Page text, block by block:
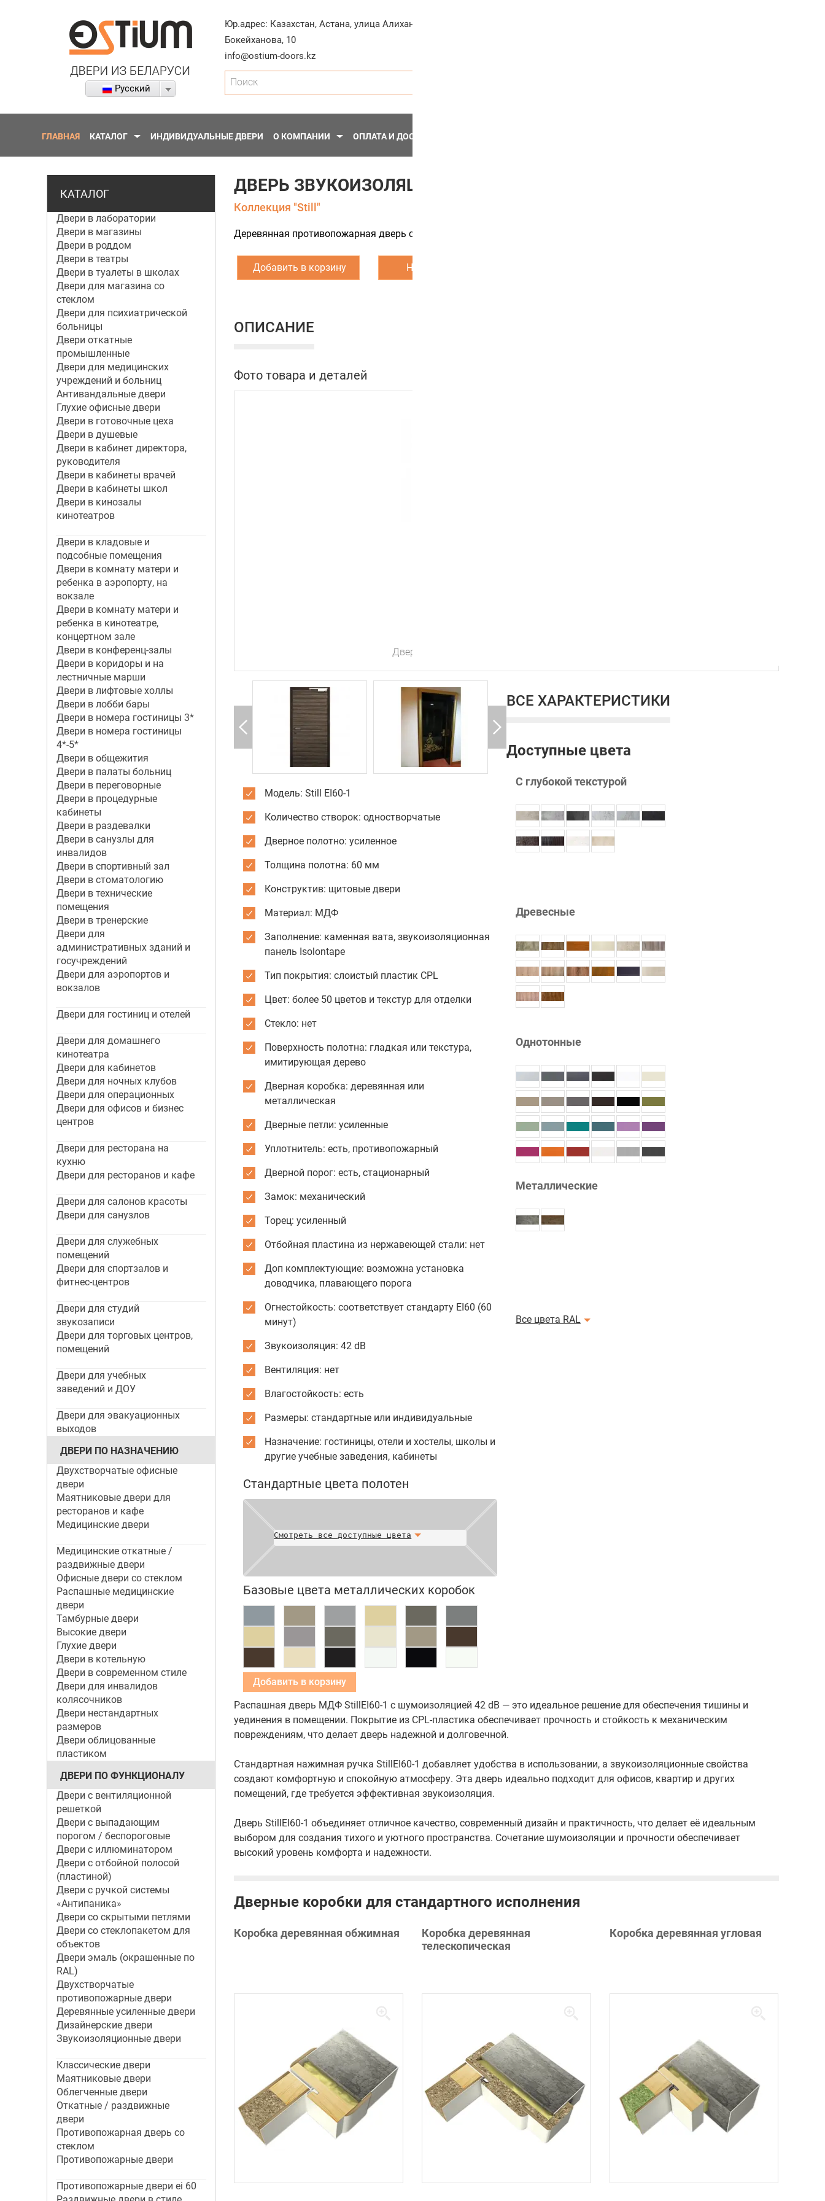
Русский
Юр.адрес: Казахстан,Астана,улица Алихана
Бокейханова, 10
info@ostium-doors.kz
Поиск
ГЛАВНАЯ КАТАЛОГ ИНДИВИДУАЛЬНЫЕ ДВЕРИ О КОМПАНИИ ОПЛАТА И ДОСТАВКА
КАТАЛОГ
Двери в лаборатории
Двери в магазины
Двери в роддом
Двери в театры
Двери в туалеты в школах
Двери для магазина со
стеклом
Двери для психиатрической
больницы
Двери откатные
промышленные
Двери для медицинских
учреждений и больниц
Антивандальные двери
Глухие офисные двери
Двери в готовочные цеха
Двери в душевые
Двери в кабинет директора,
руководителя
Двери в кабинеты врачей
Двери в кабинеты школ
Двери в кинозалы
кинотеатров
Двери в кладовые и
подсобные помещения
Двери в комнату матери и
ребенка в аэропорту, на
вокзале
Двери в комнату матери и
ребенка в кинотеатре,
концертном зале
Двери в конференц-залы
Двери в коридоры и на
лестничные марши
Двери в лифтовые холлы
Двери в лобби бары
Двери в номера гостиницы 3*
Двери в номера гостиницы
4*-5*
Двери в общежития
Двери в палаты больниц
Двери в переговорные
Двери в процедурные
кабинеты
Двери в раздевалки
Двери в санузлы для
инвалидов
Двери в спортивный зал
Двери в стоматологию
Двери в технические
помещения
Двери в тренерские
Двери для
административных зданий и
госучреждений
Двери для аэропортов и
вокзалов
Двери для гостиниц и отелей
Двери для домашнего
кинотеатра
Двери для кабинетов
Двери для ночных клубов
Двери для операционных
Двери для офисов и бизнес
центров
Двери для ресторана на
кухню
Двери для ресторанов и кафе
Двери для салонов красоты
Двери для санузлов
Двери для служебных
помещений
Двери для спортзалов и
фитнес-центров
Двери для студий
звукозаписи
Двери для торговых центров,
помещений
Двери для учебных
заведений и ДОУ
Двери для эвакуационных
выходов
ДВЕРИ ПО НАЗНАЧЕНИЮ
Двухстворчатые офисные
двери
Маятниковые двери для
ресторанов и кафе
Медицинские двери
Медицинские откатные /
раздвижные двери
Офисные двери со стеклом
Распашные медицинские
двери
Тамбурные двери
Высокие двери
Глухие двери
Двери в котельную
Двери в современном стиле
Двери для инвалидов
колясочников
Двери нестандартных
размеров
Двери облицованные
пластиком
ДВЕРИ ПО ФУНКЦИОНАЛУ
Двери с вентиляционной
решеткой
Двери с выпадающим
порогом / беспороговые
Двери с иллюминатором
Двери с отбойной полосой
(пластиной)
Двери с ручкой системы
«Антипаника»
Двери со скрытыми петлями
Двери со стеклопакетом для
объектов
Двери эмаль (окрашенные по
RAL)
Двухстворчатые
противопожарные двери
Деревянные усиленные двери
Дизайнерские двери
Звукоизоляционные двери
Классические двери
Маятниковые двери
Облегченные двери
Откатные / раздвижные
двери
Противопожарная дверь со
стеклом
Противопожарные двери
Противопожарные двери ei 60
ДВЕРЬ ЗВУКОИЗОЛЯЦИОННАЯ ОГНЕСТОЙКАЯ STILLEI60-1
Коллекция "Still"
Деревянная противопожарная дверь с покрытием CPL. Тип огнестойкости EI60, показатель шумоизоляции - 42 dB.
Добавить в корзину Написать нам
ОПИСАНИЕ
Фото товара и деталей
Дверь звукоизоляционная огнестойкая StillEI60-1
Модель: Still EI60-1
Количество створок: одностворчатые
Дверное полотно: усиленное
Толщина полотна: 60 мм
Конструктив: щитовые двери
Материал: МДФ
Заполнение: каменная вата, звукоизоляционная
панель Isolontape
Тип покрытия: слоистый пластик CPL
Цвет: более 50 цветов и текстур для отделки
Стекло: нет
Поверхность полотна: гладкая или текстура,
имитирующая дерево
Дверная коробка: деревянная или
металлическая
Дверные петли: усиленные
Уплотнитель: есть, противопожарный
Дверной порог: есть, стационарный
Замок: механический
Торец: усиленный
Отбойная пластина из нержавеющей стали: нет
Доп комплектующие: возможна установка
доводчика, плавающего порога
Огнестойкость: соответствует стандарту EI60 (60
минут)
Звукоизоляция: 42 dB
Вентиляция: нет
Влагостойкость: есть
Размеры: стандартные или индивидуальные
Назначение: гостиницы, отели и хостелы, школы и
другие учебные заведения, кабинеты
Стандартные цвета полотен
Смотреть все доступные цвета
Базовые цвета металлических коробок
Добавить в корзину
ВСЕ ХАРАКТЕРИСТИКИ
Доступные цвета
С глубокой текстурой
Древесные
Однотонные
Металлические
Все цвета RAL
Распашная дверь МДФ StillEI60-1 с шумоизоляцией 42 dB — это идеальное решение для обеспечения тишины и
уединения в помещении. Покрытие из CPL-пластика обеспечивает прочность и стойкость к механическим
повреждениям, что делает дверь надежной и долговечной.
Стандартная нажимная ручка StillEI60-1 добавляет удобства в использовании, а звукоизоляционные свойства
создают комфортную и спокойную атмосферу. Эта дверь идеально подходит для офисов, квартир и других
помещений, где требуется эффективная звукоизоляция.
Дверь StillEI60-1 объединяет отличное качество, современный дизайн и практичность, что делает её идеальным
выбором для создания тихого и уютного пространства. Сочетание шумоизоляции и прочности обеспечивает
высокий уровень комфорта и надежности.
Дверные коробки для стандартного исполнения
Коробка деревянная обжимная
Коробка деревянная
телескопическая
Коробка деревянная угловая